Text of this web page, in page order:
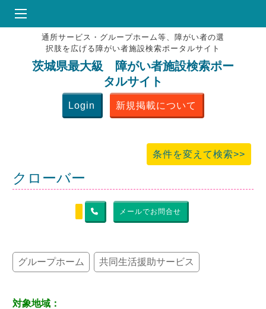
HOME
♥お気にりブックマーク
掲載会員MENU
よくある質問
通所サービス・グループホーム等、障がい者の選
択肢を広げる障がい者施設検索ポータルサイト
茨城県最大級 障がい者施設検索ポー
タルサイト
Login 新規掲載について
条件を変えて検索>>
クローバー
メールでお問合せ
グループホーム 共同生活援助サービス
対象地域：